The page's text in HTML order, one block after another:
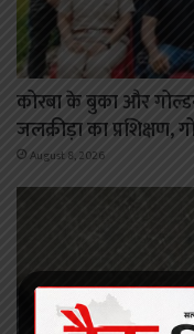
कोरबा के बुका और
जलक्रीड़ा का प्रशिक्षण,
August 8, 2026